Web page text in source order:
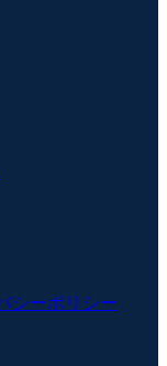
シーポリシー